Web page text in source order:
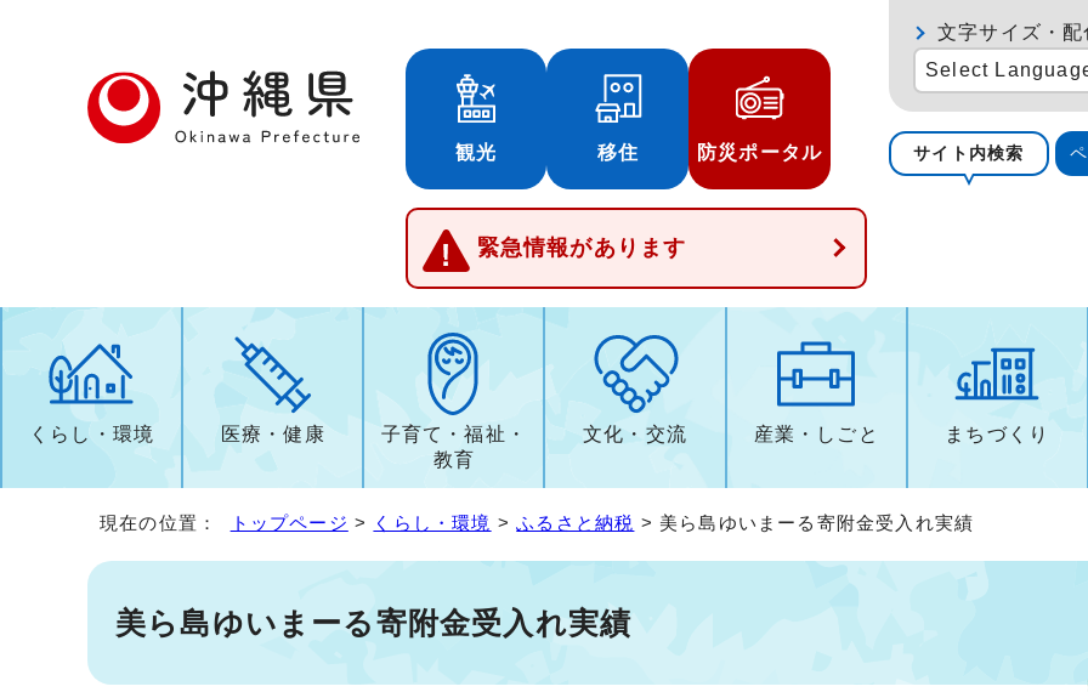
観光 移住 防災ポータル
緊急情報があります
文字サイズ・配
Select
サイト内検索
くらし・環境 医療・健康
子育て・福祉・
教育
文化・交流 産業・しごと まちづくり
現在の位置： トップページ > くらし・環境 >ふるさと納税 > 美ら島ゆいまーる寄附金受入れ実績
美ら島ゆいまーる寄附金受入れ実績